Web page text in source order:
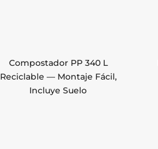
Compostador PP 340 L
Reciclable — Montaje Fácil,
Incluye Suelo